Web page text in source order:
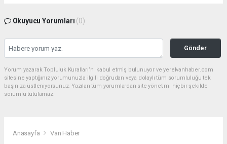
Okuyucu Yorumları (0)
Gönder
Yorum yazarak Topluluk Kuralları’nı kabul etmiş bulunuyor ve yerelvanhaber.com
sitesine yaptığınız yorumunuzla ilgili doğrudan veya dolaylı tüm sorumluluğu tek
başınıza üstleniyorsunuz. Yazılan tüm yorumlardan site yönetimi hiçbir şekilde
sorumlu tutulamaz.
Anasayfa Van Haber